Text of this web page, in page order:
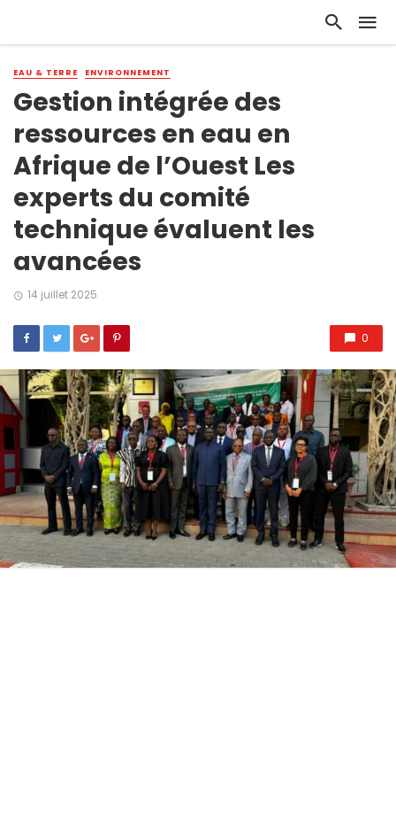
EAU & TERRE ENVIRONNEMENT
Gestion intégrée des
ressources en eau en
Afrique de l’Ouest Les
experts du comité
technique évaluent les
avancées
14 juillet 2025
0